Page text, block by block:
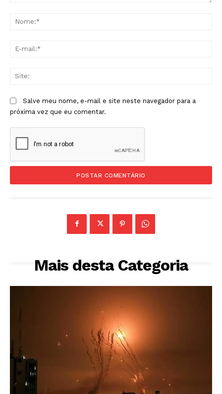
Salve meu nome, e-mail e site neste navegador para a
próxima vez que eu comentar.
Mais desta Categoria